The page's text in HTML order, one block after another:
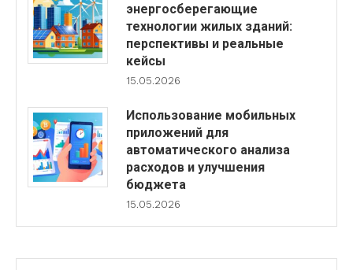
энергосберегающие
технологии жилых зданий:
перспективы и реальные
кейсы
15.05.2026
Использование мобильных
приложений для
автоматического анализа
расходов и улучшения
бюджета
15.05.2026